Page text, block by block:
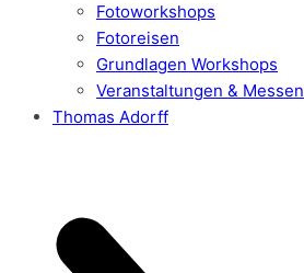
Fotoworkshops
Fotoreisen
Grundlagen Workshops
Veranstaltungen & Messen
Thomas Adorff